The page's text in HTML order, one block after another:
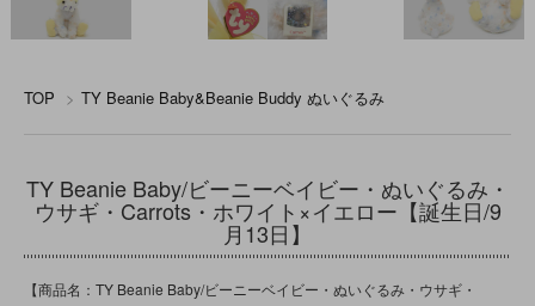
TOP > TY Beanie Baby&Beanie Buddy ぬいぐるみ
TY Beanie Baby/ビーニーベイビー・ぬいぐるみ・
ウサギ・Carrots・ホワイト×イエロー【誕生日/9
月13日】
【商品名：TY Beanie Baby/ビーニーベイビー・ぬいぐるみ・ウサギ・